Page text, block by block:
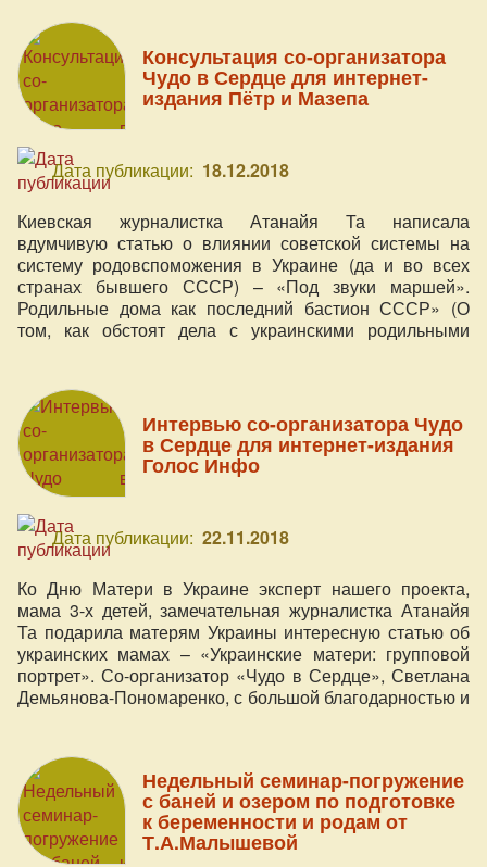
Консультация со-организатора
Чудо в Сердце для интернет-
издания Пётр и Мазепа
Дата публикации: 18.12.2018
Киевская журналистка Атанайя Та написала
вдумчивую статью о влиянии советской системы на
систему родовспоможения в Украине (да и во всех
странах бывшего СССР) – «Под звуки маршей».
Родильные дома как последний бастион СССР» (О
том, как обстоят дела с украинскими родильными
Интервью со-организатора Чудо
в Сердце для интернет-издания
Голос Инфо
Дата публикации: 22.11.2018
Ко Дню Матери в Украине эксперт нашего проекта,
мама 3-х детей, замечательная журналистка Атанайя
Та подарила матерям Украины интересную статью об
украинских мамах – «Украинские матери: групповой
портрет». Со-организатор «Чудо в Сердце», Светлана
Демьянова-Пономаренко, с большой благодарностью и
интервью!
Недельный семинар-погружение
с баней и озером по подготовке
к беременности и родам от
Т.А.Малышевой